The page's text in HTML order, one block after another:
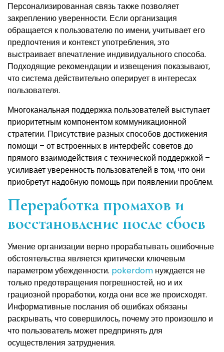
Персонализированная связь также позволяет
закреплению уверенности. Если организация
обращается к пользователю по имени, учитывает его
предпочтения и контекст употребления, это
выстраивает впечатление индивидуального способа.
Подходящие рекомендации и извещения показывают,
что система действительно оперирует в интересах
пользователя.
Многоканальная поддержка пользователей выступает
приоритетным компонентом коммуникационной
стратегии. Присутствие разных способов достижения
помощи – от встроенных в интерфейс советов до
прямого взаимодействия с технической поддержкой –
усиливает уверенность пользователей в том, что они
приобретут надобную помощь при появлении проблем.
Переработка промахов и
восстановление после сбоев
Умение организации верно прорабатывать ошибочные
обстоятельства является критически ключевым
параметром убежденности. pokerdom нуждается не
только предотвращения погрешностей, но и их
грациозной проработки, когда они все же происходят.
Информативные послания об ошибках обязаны
раскрывать, что совершилось, почему это произошло и
что пользователь может предпринять для
осуществления затруднения.